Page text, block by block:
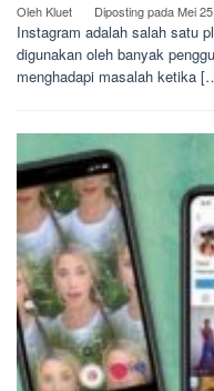
Oleh Kluet Diposting padaMei
Instagram adalah salah satu
digunakan oleh banyak
menghadapi masalah ketika